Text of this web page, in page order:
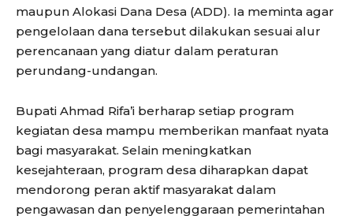
maupun Alokasi Dana Desa (ADD). Ia meminta agar
pengelolaan dana tersebut dilakukan sesuai alur
perencanaan yang diatur dalam peraturan
perundang-undangan.
Bupati Ahmad Rifa’i berharap setiap program
kegiatan desa mampu memberikan manfaat nyata
bagi masyarakat. Selain meningkatkan
kesejahteraan, program desa diharapkan dapat
mendorong peran aktif masyarakat dalam
pengawasan dan penyelenggaraan pemerintahan